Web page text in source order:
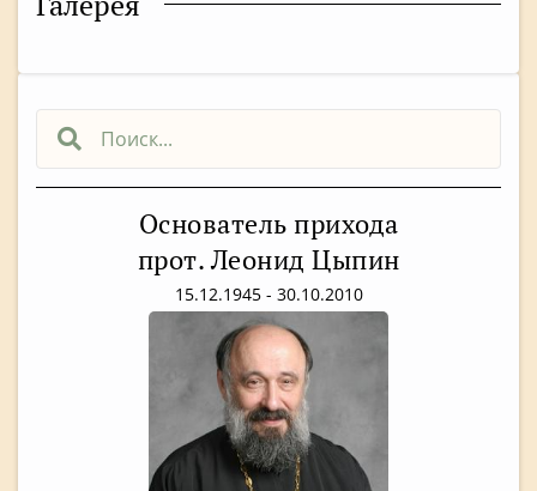
Основатель прихода
прот. Леонид Цыпин
15.12.1945 - 30.10.2010